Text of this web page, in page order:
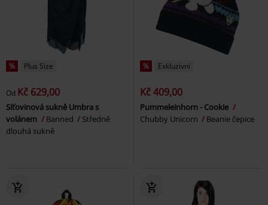
% Plus Size
Od Kč 629,00
Síťovinová sukně Umbra s
volánem
Banned
Středně
dlouhá sukně
% Exkluzivní
Kč 409,00
Pummeleinhorn - Cookie
Chubby Unicorn
Beanie čepice